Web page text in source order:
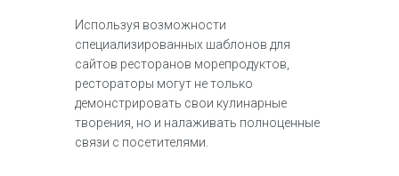
Используя возможности
специализированных шаблонов для
сайтов ресторанов морепродуктов,
рестораторы могут не только
демонстрировать свои кулинарные
творения, но и налаживать полноценные
связи с посетителями.